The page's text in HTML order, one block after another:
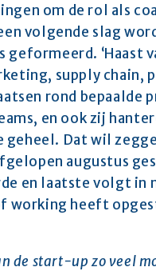
om de rol als
volgende slag
‘Haast
supply chain,
rond
en ook zij
Dat wil
augustus
en laatste volgt in
working heeft
de start-up zo veel